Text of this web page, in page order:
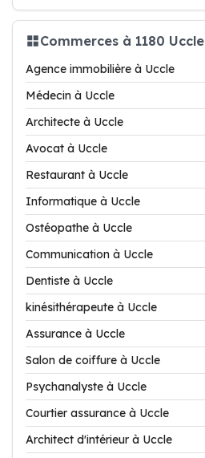
Commerces à 1180 Uccle
Agence immobilière à Uccle
Médecin à Uccle
Architecte à Uccle
Avocat à Uccle
Restaurant à Uccle
Informatique à Uccle
Ostéopathe à Uccle
Communication à Uccle
Dentiste à Uccle
kinésithérapeute à Uccle
Assurance à Uccle
Salon de coiffure à Uccle
Psychanalyste à Uccle
Courtier assurance à Uccle
Architect d'intérieur à Uccle